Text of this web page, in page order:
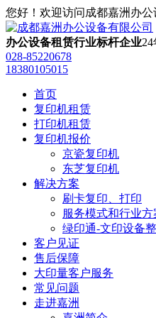
您好！欢迎访问成都嘉洲办
办公设备租赁行业标杆企业
028-85220678
‭18380105015
首页
复印机租赁
打印机租赁
复印机报价
京瓷复印机
东芝复印机
解决方案
刷卡复印、打印
服务模式和行业方
绿印通-文印设备
客户见证
售后保障
大印量客户服务
常见问题
走进嘉洲